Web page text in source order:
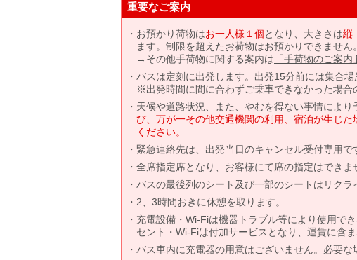
重要なご案内
お預かり荷物はお一人様１個となり、大きさは縦
ます。制限を超えたお荷物はお預かりできません。
→その他手荷物に関する案内は 「手荷物のご案
バスは定刻に出発します。出発15分前には集合
※出発時間に間に合わずご乗車できなかった場合
天候や道路状況、また、やむを得ない事情により
び、万が一その他交通機関の利用、宿泊が生じ
ください。
緊急連絡先は、出発当日のキャンセル受付専用で
全席指定席となり、お客様にて席の指定はできま
バスの最後列のシート及び一部のシートはリクラ
2、3時間おきに休憩を取ります。
充電設備・Wi-Fiは機器トラブル等により使用で
セント・Wi-Fiは付加サービスとなり、運賃に含ま
バス車内に充電器の用意はございません。必要な